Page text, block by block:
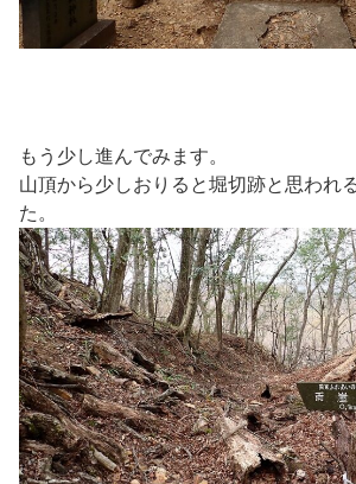
もう少し進んでみます。
山頂から少しおりると堀切跡と思われ
た。